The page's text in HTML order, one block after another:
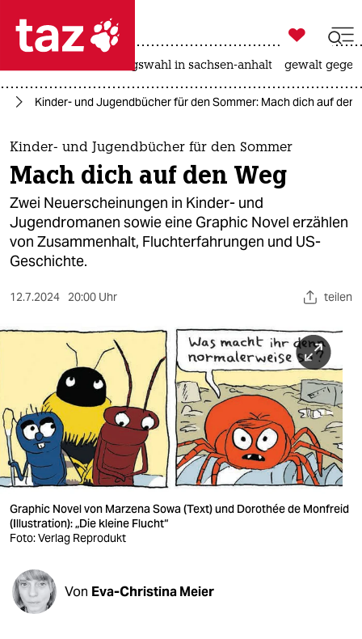
 taz zahl ich
taz zahl ich
themen
politik
öko
gesellschaft
kultur
sport
nord
wahrheit
verlag
verlag
veranstaltungen
shop
fragen & hilfe

taz zahl ich
landtagswahl in sachsen-anhalt gewalt
Kinder- und Jugendbücher für den Sommer: Mach dich auf den
Kinder- und Jugendbücher für den Sommer
Mach dich auf den Weg
Zwei Neuerscheinungen in Kinder- und
Jugendromanen sowie eine Graphic Novel erzählen
von Zusammenhalt, Fluchterfahrungen und US-
Geschichte.
12.7.2024 20:00 Uhr teilen
Graphic Novel von Marzena Sowa (Text) und Dorothée de Monfreid
(Illustration): „Die kleine Flucht“
Foto: Verlag Reprodukt
Von Eva-Christina Meier